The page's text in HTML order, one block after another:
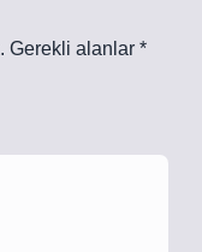
Gerekli alanlar *